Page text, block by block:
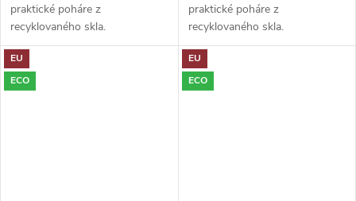
praktické poháre z
recyklovaného skla.
Preskúmajte našu kolekciu ešte
dnes a nájdite tie správne kúsky
pre svoj domov!
praktické poháre z
recyklovaného skla.
Preskúmajte našu kolekciu ešte
dnes a nájdite tie správne kúsky
pre svoj domov!
EU
ECO
EU
ECO